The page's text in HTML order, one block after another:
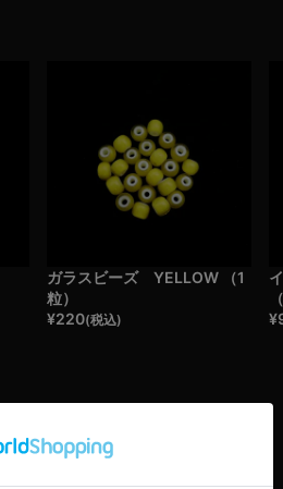
ガラスビーズ YELLOW （1
粒）
¥220(税込)
¥